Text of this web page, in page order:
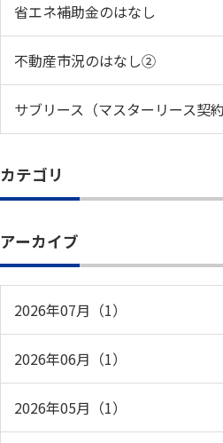
省エネ補助金のはなし
不動産市況のはなし②
サブリース（マスターリース契
カテゴリ
アーカイブ
2026年07月（1）
2026年06月（1）
2026年05月（1）